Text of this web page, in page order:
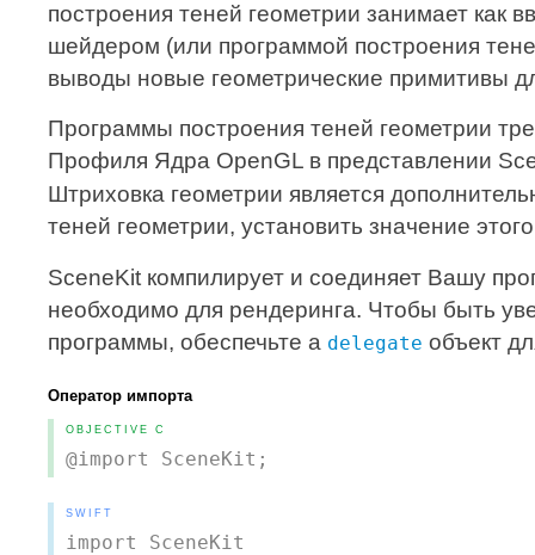
построения теней геометрии занимает
шейдером (или программой построения
выводы новые геометрические примитивы
Программы построения теней геометрии
Профиля Ядра OpenGL в представлении
Штриховка геометрии является
теней геометрии, установить значение
SceneKit компилирует и соединяет Вашу
необходимо для рендеринга. Чтобы быть
программы, обеспечьте a delegate объект
Оператор импорта
OBJECTIVE C
@import SceneKit;
SWIFT
import SceneKit